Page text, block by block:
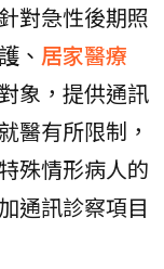
對急性後期照
、 居家醫療
象，提供通訊
醫有所限制，
殊情形病人的
通訊診察項目